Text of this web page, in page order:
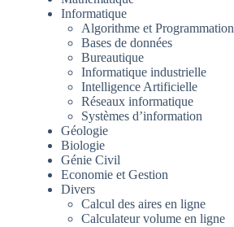
Informatique
Algorithme et Programmation
Bases de données
Bureautique
Informatique industrielle
Intelligence Artificielle
Réseaux informatique
Systèmes d’information
Géologie
Biologie
Génie Civil
Economie et Gestion
Divers
Calcul des aires en ligne
Calculateur volume en ligne